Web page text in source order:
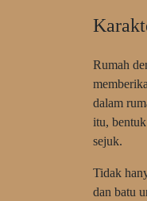
Rumah
dalam
itu,
sejuk.
Tidak
dan batu